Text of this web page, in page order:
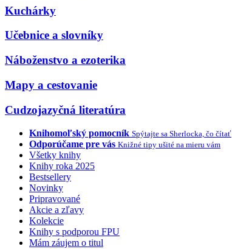
Kuchárky
Učebnice a slovníky
Náboženstvo a ezoterika
Mapy a cestovanie
Cudzojazyčná literatúra
Knihomoľský pomocník Spýtajte sa Sherlocka, čo čítať
Odporúčame pre vás Knižné tipy ušité na mieru vám
Všetky knihy
Knihy roka 2025
Bestsellery
Novinky
Pripravované
Akcie a zľavy
Kolekcie
Knihy s podporou FPU
Mám záujem o titul